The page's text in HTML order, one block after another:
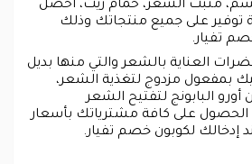
مثبت الشعر، حمام زيت، احصل
توفير على جميع منتجاتك وذلك
تفيار.
العناية بالشعر والتي منها بديل
بمفعول مزدوج لتغذية الشعر،
أورو البابونج لتفتيح الشعر
الحصول على كافة مشترياتك بأسعار
لكوبون خصم تفيار.